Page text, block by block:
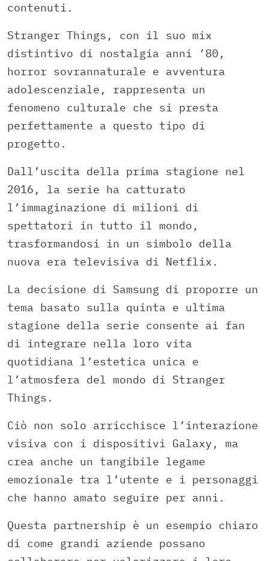
contenuti.
Stranger Things, con il suo mix
distintivo di nostalgia anni ’80,
horror sovrannaturale e avventura
adolescenziale, rappresenta un
fenomeno culturale che si presta
perfettamente a questo tipo di
progetto.
Dall’uscita della prima stagione nel
2016, la serie ha catturato
l’immaginazione di milioni di
spettatori in tutto il mondo,
trasformandosi in un simbolo della
nuova era televisiva di Netflix.
La decisione di Samsung di proporre un
tema basato sulla quinta e ultima
stagione della serie consente ai fan
di integrare nella loro vita
quotidiana l’estetica unica e
l’atmosfera del mondo di Stranger
Things.
Ciò non solo arricchisce l’interazione
visiva con i dispositivi Galaxy, ma
crea anche un tangibile legame
emozionale tra l’utente e i personaggi
che hanno amato seguire per anni.
Questa partnership è un esempio chiaro
di come grandi aziende possano